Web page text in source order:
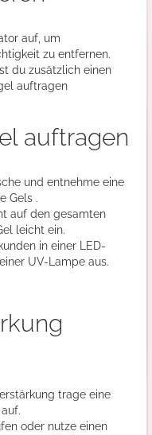
auf, um
zu entfernen.
du zusätzlich einen
auftragen
auftragen
und entnehme eine
Gels .
auf den gesamten
leicht ein.
in einer LED-
UV-Lampe aus.
trage eine
oder nutze einen